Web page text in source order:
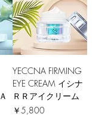
YECCNA FIRMING
EYE CREAM イシナ
ＲＲアイクリーム
価格
￥5,800